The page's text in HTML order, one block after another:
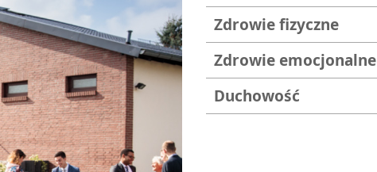
Zdrowie fizyczne
Zdrowie emocjonalne
Duchowość